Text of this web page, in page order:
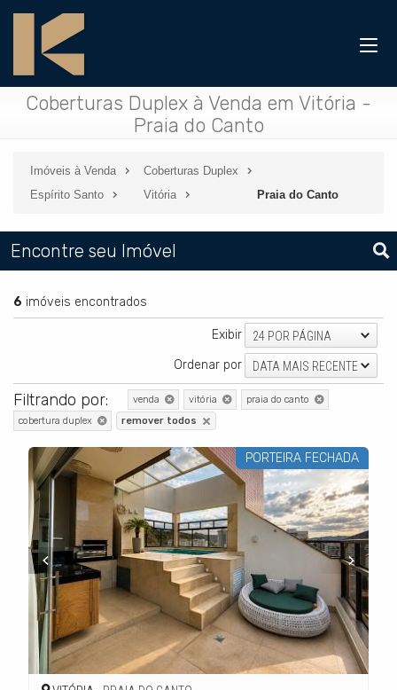
Coberturas Duplex à Venda em Vitória -
Praia do Canto
Imóveis à Venda
Coberturas Duplex
Espírito Santo
Vitória Praia do Canto
Encontre seu Imóvel
6 imóveis encontrados
Exibir 24 POR PÁGINA
Ordenar por DATA MAIS RECENTE
Filtrando por: venda vitória
praia do canto
cobertura duplex
remover todos
PORTEIRA FECHADA